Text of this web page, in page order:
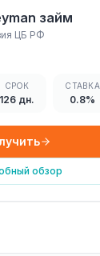
займ
ЦБ РФ
СРОК
126 дн.
СТАВКА
0.8%
обзор